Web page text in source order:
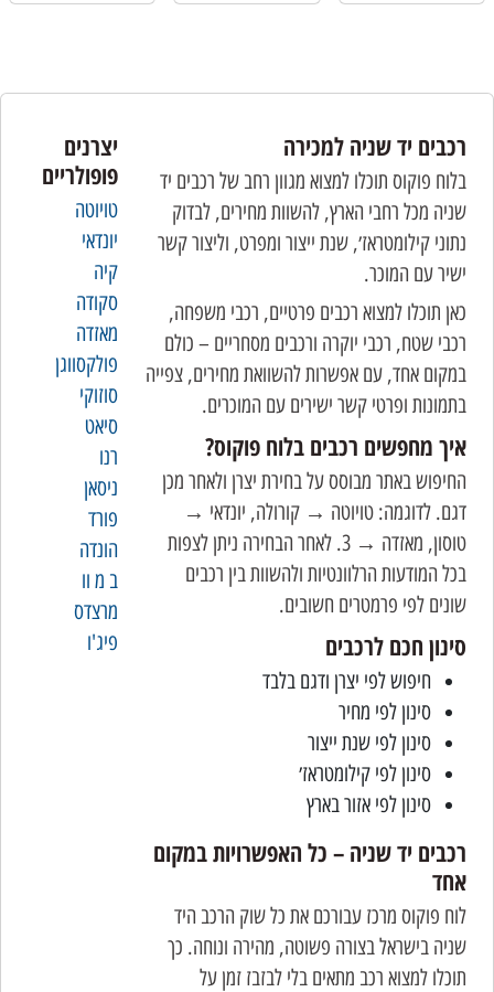
רכבים יד שניה למכירה
בלוח פוקוס תוכלו למצוא מגוון רחב של רכבים יד
שניה מכל רחבי הארץ, להשוות מחירים, לבדוק
נתוני קילומטראז׳, שנת ייצור ומפרט, וליצור קשר
ישיר עם המוכר.
כאן תוכלו למצוא רכבים פרטיים, רכבי משפחה,
רכבי שטח, רכבי יוקרה ורכבים מסחריים – כולם
במקום אחד, עם אפשרות להשוואת מחירים, צפייה
בתמונות ופרטי קשר ישירים עם המוכרים.
איך מחפשים רכבים בלוח פוקוס?
החיפוש באתר מבוסס על בחירת יצרן ולאחר מכן
דגם. לדוגמה: טויוטה → קורולה, יונדאי →
טוסון, מאזדה → 3. לאחר הבחירה ניתן לצפות
בכל המודעות הרלוונטיות ולהשוות בין רכבים
שונים לפי פרמטרים חשובים.
סינון חכם לרכבים
חיפוש לפי יצרן ודגם בלבד
סינון לפי מחיר
סינון לפי שנת ייצור
סינון לפי קילומטראז׳
סינון לפי אזור בארץ
רכבים יד שניה – כל האפשרויות במקום
אחד
לוח פוקוס מרכז עבורכם את כל שוק הרכב היד
שניה בישראל בצורה פשוטה, מהירה ונוחה. כך
תוכלו למצוא רכב מתאים בלי לבזבז זמן על
יצרנים
פופולריים
טויוטה
יונדאי
קיה
סקודה
מאזדה
פולקסווגן
סוזוקי
סיאט
רנו
ניסאן
פורד
הונדה
ב מ וו
מרצדס
פיג'ו